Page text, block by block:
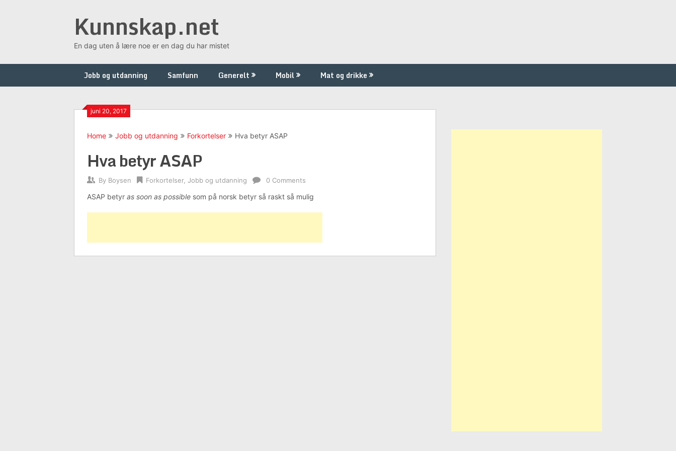
Kunnskap.net
En dag uten å lære noe er en dag du har mistet
Jobb og utdanning Samfunn Generelt Mobil Mat og drikke
juni 20, 2017
Home Jobb og utdanning Forkortelser Hva betyr ASAP
Hva betyr ASAP
By Boysen Forkortelser, Jobb og utdanning 0 Comments
ASAP betyr as soon as possible som på norsk betyr så raskt så mulig